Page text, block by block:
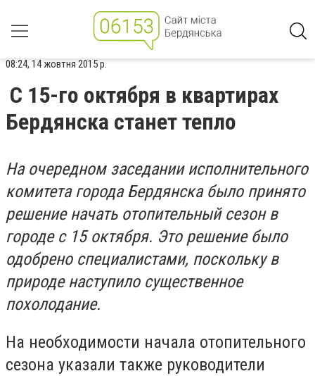
08:24, 14 жовтня 2015 р.
С 15-го октября в квартирах
Бердянска станет тепло
На очередном заседании исполнительного
комитета города Бердянска было принято
решение начать отопительный сезон в
городе с 15 октября. Это решение было
одобрено специалистами, поскольку в
природе наступило существенное
похолодание.
На необходимости начала отопительного
сезона указали также руководители